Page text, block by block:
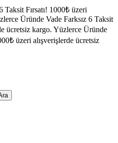
Fırsatı! 1000₺ üzeri
Üründe Vade Farksız 6 Taksit
ücretsiz kargo. Yüzlerce Üründe
üzeri alışverişlerde ücretsiz